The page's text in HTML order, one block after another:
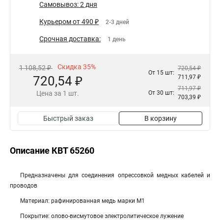
Самовывоз: 2 дня
Курьером от 490 ₽ 2-3 дней
Срочная доставка: 1 день
1 108,52 ₽ Скидка 35%
720,54 ₽
Цена за 1 шт.
От 15 шт:
720,54 ₽
711,97 ₽
От 30 шт:
711,97 ₽
703,39 ₽
Быстрый заказ В корзину
Описание КВТ 65260
Предназна­че­ны для со­еди­не­ния опрессовкой медных ка­бе­лей и
про­во­дов
Материал: рафинированная медь мар­ки М1
Покрытие: олово-висмутовое электролитическое лужение